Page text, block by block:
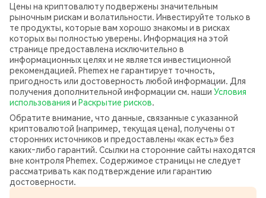
Цены на криптовалюту подвержены значительным
рыночным рискам и волатильности. Инвестируйте только в
те продукты, которые вам хорошо знакомы и в рисках
которых вы полностью уверены. Информация на этой
странице предоставлена исключительно в
информационных целях и не является инвестиционной
рекомендацией. Phemex не гарантирует точность,
пригодность или достоверность любой информации. Для
получения дополнительной информации см. наши Условия
использования и Раскрытие рисков.
Обратите внимание, что данные, связанные с указанной
криптовалютой (например, текущая цена), получены от
сторонних источников и предоставлены «как есть» без
каких‑либо гарантий. Ссылки на сторонние сайты находятся
вне контроля Phemex. Содержимое страницы не следует
рассматривать как подтверждение или гарантию
достоверности.